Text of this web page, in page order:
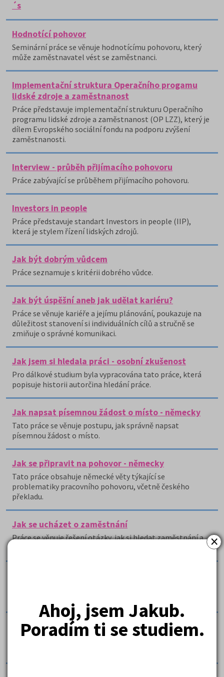
×
Ahoj, jsem Jakub.
Poradím ti se studiem.
´s
Hodnotící pohovor
Seminární práce se věnuje hodnotícímu pohovoru, který
může zaměstnavatel vést se zaměstnanci.
Implementační struktura Operačního progamu
lidské zdroje a zaměstnanost
Práce představuje implementační strukturu Operačního
programu lidské zdroje a zaměstnanost (OP LZZ), který je
dílem Evropského sociální fondu na podporu zvýšení
zaměstnanosti.
Interview - průběh přijímacího pohovoru
Práce zabývající se průběhem přijímacího pohovoru.
Investors in people
Práce představuje standart Investors in people (IIP),
která je stylem řízení lidských zdrojů.
Jak být dobrým vůdcem
Práce seznamuje s kritérii dobrého vůdce.
Jak být úspěšní aneb jak udělat kariéru?
Práce se věnuje kariéře a jejímu plánování, poukazuje na
důležitost stanovení si individuálních cílů a stručně se
zmiňuje o správné komunikaci.
Jak jsem si hledala práci - osobní zkušenost
Pro dálkové studium byla vypracována tato práce, která
popisuje historii autorčina hledání práce.
Jak napsat písemnou žádost o místo - německy
Tato práce se věnuje postupu, jak správně napsat
písemnou žádost o místo.
Jak se připravit na pohovor - německy
Tato práce obsahuje německé věty týkající se
problematiky pracovního pohovoru, včetně českého
překladu.
Jak se ucházet o zaměstnání
Práce se věnuje řešení otázky, jak si hledat zaměstnání a
Klíčové faktory úspěchu